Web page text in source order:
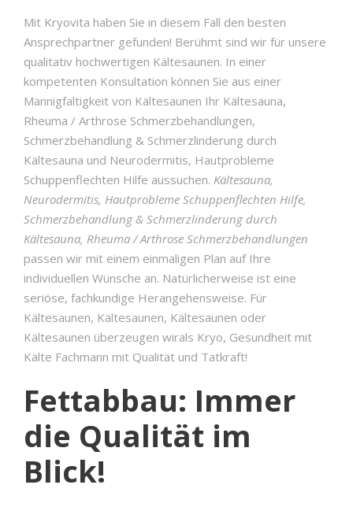
Mit Kryovita haben Sie in diesem Fall den besten
Ansprechpartner gefunden! Berühmt sind wir für unsere
qualitativ hochwertigen Kältesaunen. In einer
kompetenten Konsultation können Sie aus einer
Mannigfaltigkeit von Kältesaunen Ihr Kältesauna,
Rheuma / Arthrose Schmerzbehandlungen,
Schmerzbehandlung & Schmerzlinderung durch
Kältesauna und Neurodermitis, Hautprobleme
Schuppenflechten Hilfe aussuchen. Kältesauna,
Neurodermitis, Hautprobleme Schuppenflechten Hilfe,
Schmerzbehandlung & Schmerzlinderung durch
Kältesauna, Rheuma / Arthrose Schmerzbehandlungen
passen wir mit einem einmaligen Plan auf Ihre
individuellen Wünsche an. Natürlicherweise ist eine
seriöse, fachkundige Herangehensweise. Für
Kältesaunen, Kältesaunen, Kältesaunen oder
Kältesaunen überzeugen wirals Kryo, Gesundheit mit
Kälte Fachmann mit Qualität und Tatkraft!
Fettabbau: Immer
die Qualität im
Blick!